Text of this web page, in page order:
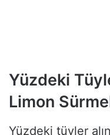
Yüzdeki
Limon
Yüzdeki tüyler